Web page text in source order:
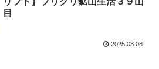
目
2025.03.08